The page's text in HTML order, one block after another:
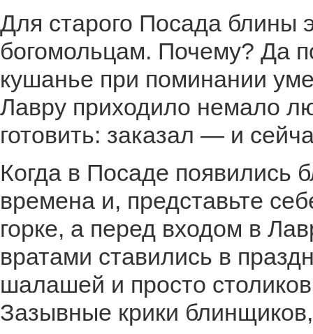
Для старого Посада
богомольцам. Почему? Да
кушанье при поминании
Лавру приходило немало
готовить: заказал — и
Когда в Посаде появились
времена и, представьте
горке, а перед входом в
вратами ставились в
шалашей и просто
Зазывные крики